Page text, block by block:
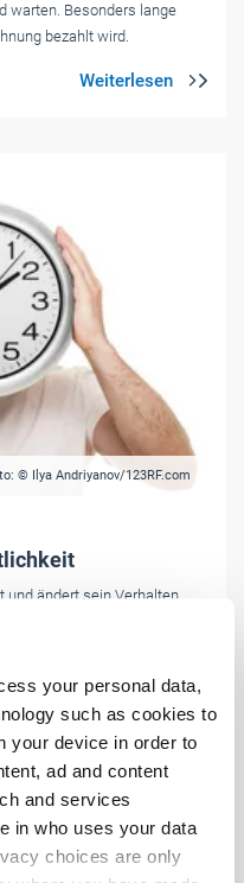
your personal data,
such as cookies to
your device in order to
ad and content
and services
in who uses your data
choices are only
warten. Besonders lange
bezahlt wird.
© Ilya Andriyanov/123RF.com
ändert sein Verhalten